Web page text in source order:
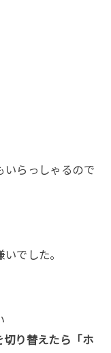
いらっしゃるので
でした。
切り替えたら「ホ